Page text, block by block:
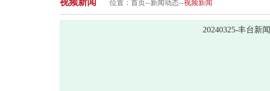
视频新闻 位置： 首页 --新闻动态--视频新闻
20240325-丰台新闻